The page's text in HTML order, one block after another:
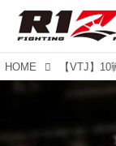
HOME